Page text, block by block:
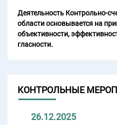
Деятельность Контрольно-
области основывается на
объективности,
гласности.
КОНТРОЛЬНЫЕ
26.12.2025